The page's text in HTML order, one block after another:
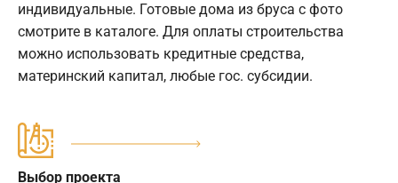
индивидуальные. Готовые дома из бруса с фото
смотрите в каталоге. Для оплаты строительства
можно использовать кредитные средства,
материнский капитал, любые гос. субсидии.
Выбор проекта